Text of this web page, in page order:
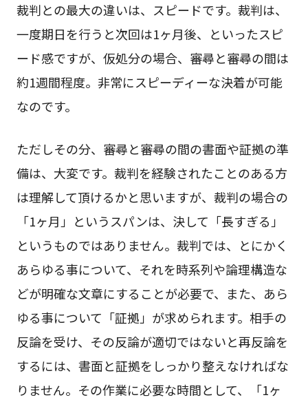
裁判との最大の違いは、スピードです。裁判は、
一度期日を行うと次回は1ヶ月後、といったスピ
ード感ですが、仮処分の場合、審尋と審尋の間は
約1週間程度。非常にスピーディーな決着が可能
なのです。
ただしその分、審尋と審尋の間の書面や証拠の準
備は、大変です。裁判を経験されたことのある方
は理解して頂けるかと思いますが、裁判の場合の
「1ヶ月」というスパンは、決して「長すぎる」
というものではありません。裁判では、とにかく
あらゆる事について、それを時系列や論理構造な
どが明確な文章にすることが必要で、また、あら
ゆる事について「証拠」が求められます。相手の
反論を受け、その反論が適切ではないと再反論を
するには、書面と証拠をしっかり整えなければな
りません。その作業に必要な時間として、「1ヶ